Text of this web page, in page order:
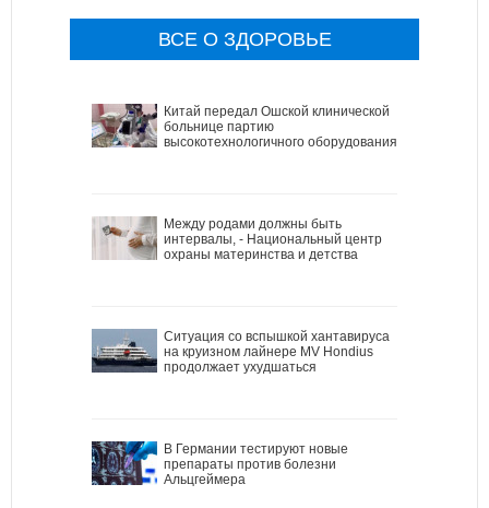
ВСЕ О ЗДОРОВЬЕ
Китай передал Ошской клинической
больнице партию
высокотехнологичного оборудования
Между родами должны быть
интервалы, - Национальный центр
охраны материнства и детства
Ситуация со вспышкой хантавируса
на круизном лайнере MV Hondius
продолжает ухудшаться
В Германии тестируют новые
препараты против болезни
Альцгеймера